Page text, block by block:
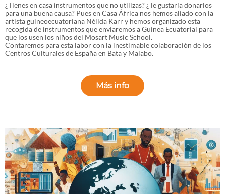
¿Tienes en casa instrumentos que no utilizas? ¿Te gustaría donarlos
para una buena causa? Pues en Casa África nos hemos aliado con la
artista guineoecuatoriana Nélida Karr y hemos organizado esta
recogida de instrumentos que enviaremos a Guinea Ecuatorial para
que los usen los niños del Mosart Music School.
Contaremos para esta labor con la inestimable colaboración de los
Centros Culturales de España en Bata y Malabo.
Más info